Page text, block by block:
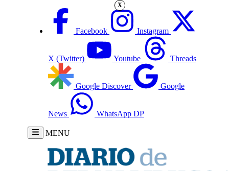
Facebook Instagram
X (Twitter) Youtube Threads
Google Discover Google
News WhatsApp DP
MENU
X